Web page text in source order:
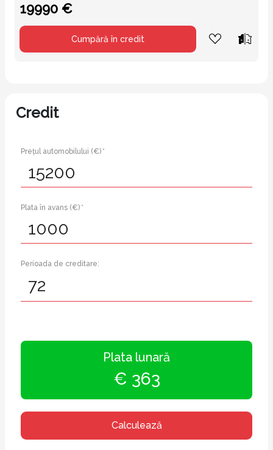
19990 €
Cumpără în credit
Credit
Prețul automobilului (€) *
Plata în avans (€) *
Perioada de creditare:
Plata lunară
€ 363
Calculează